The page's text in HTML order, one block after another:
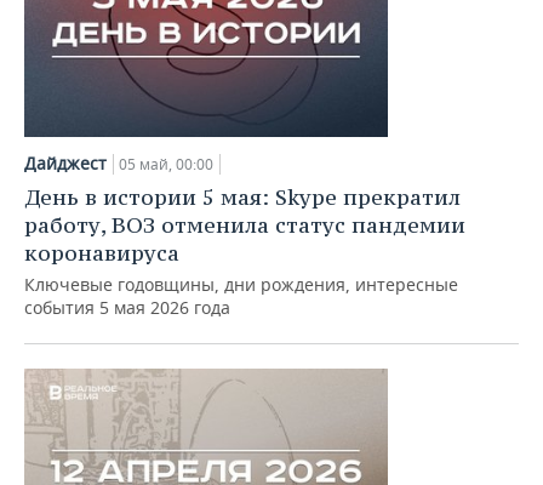
Дайджест 05 май, 00:00
День в истории 5 мая: Skype прекратил
работу, ВОЗ отменила статус пандемии
коронавируса
Ключевые годовщины, дни рождения, интересные
события 5 мая 2026 года